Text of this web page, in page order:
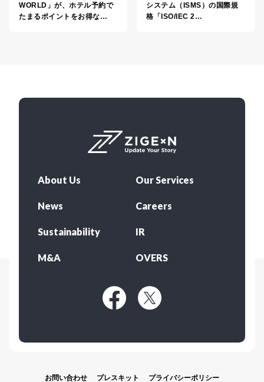
WORLD」が、ホテル予約で
たまるポイントをお得な…
システム（ISMS）の国際規
格「ISO/IEC 2…
About Us Our Services
News Careers
Sustainability IR
M&A OVERS
お問い合わせ プレスキット プライバシーポリシー